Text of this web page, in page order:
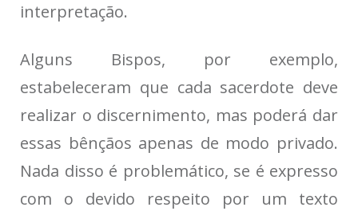
interpretação.
Alguns Bispos, por exemplo,
estabeleceram que cada sacerdote deve
realizar o discernimento, mas poderá dar
essas bênçãos apenas de modo privado.
Nada disso é problemático, se é expresso
com o devido respeito por um texto